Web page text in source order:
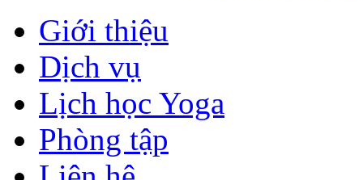
Giới thiệu
Dịch vụ
Lịch học Yoga
Phòng tập